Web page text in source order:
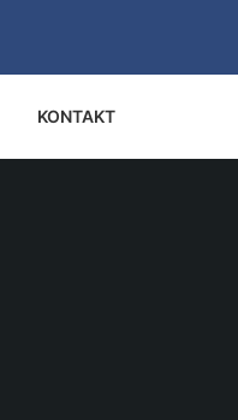
KONTAKT